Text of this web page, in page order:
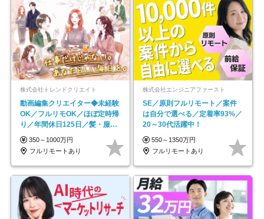
株式会社トレンドクリエイト
動画編集クリエイター◆未経験
OK／フルリモOK／ほぼ定時帰
り／年間休日125日／髪・服・
ネイル自由／副業OK
350～1000万円
フルリモートあり
株式会社エンジニアファースト
SE／原則フルリモート／案件
は自分で選べる／定着率93%／
20～30代活躍中！
550～1350万円
フルリモートあり